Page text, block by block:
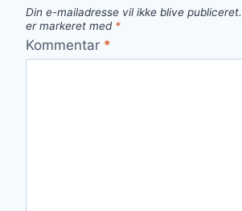
Din e-mailadresse vil ikke blive publiceret.
er markeret med *
Kommentar *